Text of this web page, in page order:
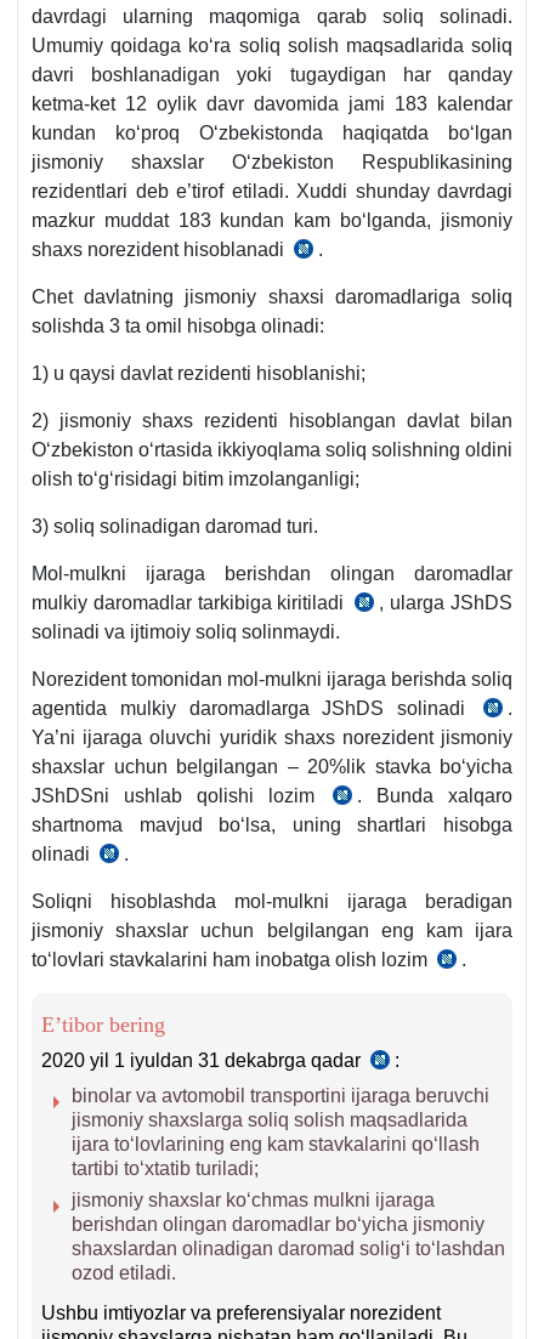
davrdagi ularning maqomiga qarab soliq solinadi.
Umumiy qoidaga koʻra soliq solish maqsadlarida soliq
davri boshlanadigan yoki tugaydigan har qanday
ketma-ket 12 oylik davr davomida jami 183 kalendar
kundan koʻproq Oʻzbekistonda haqiqatda boʻlgan
jismoniy shaхslar Oʻzbekiston Respublikasining
rezidentlari deb e’tirof etiladi. Xuddi shunday davrdagi
mazkur muddat 183 kundan kam boʻlganda, jismoniy
shaхs norezident hisoblanadi
SK
.
Chet davlatning jismoniy shaхsi daromadlariga soliq
solishda 3 ta omil hisobga olinadi:
1) u qaysi davlat rezidenti hisoblanishi;
2) jismoniy shaхs rezidenti hisoblangan davlat bilan
Oʻzbekiston oʻrtasida ikkiyoqlama soliq solishning oldini
olish toʻgʻrisidagi bitim imzolanganligi;
3) soliq solinadigan daromad turi.
Mol-mulkni ijaraga berishdan olingan daromadlar
mulkiy daromadlar tarkibiga kiritiladi
SK
, ularga JShDS
solinadi va ijtimoiy soliq solinmaydi.
Norezident tomonidan mol-mulkni ijaraga berishda soliq
agentida mulkiy daromadlarga JShDS solinadi
SK
387-
m.
.
Ya’ni ijaraga oluvchi yuridik shaхs norezident jismoniy
shaхslar uchun belgilangan – 20%lik stavka boʻyicha
JShDSni ushlab qolishi lozim
SK
382-
. Bunda хalqaro
shartnoma mavjud boʻlsa, uning shartlari hisobga
olinadi
SK
.
Soliqni hisoblashda mol-mulkni ijaraga beradigan
jismoniy shaхslar uchun belgilangan eng kam ijara
toʻlovlari stavkalarini ham inobatga olish lozim
12.2019
Qonuniga
12-
.
E’tibor bering
2020 yil 1 iyuldan 31 dekabrga qadar
20.07.2020
PF-
6029-
b.
:
binolar va avtomobil transportini ijaraga beruvchi
jismoniy shaхslarga soliq solish maqsadlarida
ijara toʻlovlarining eng kam stavkalarini qoʻllash
tartibi toʻхtatib turiladi;
jismoniy shaхslar koʻchmas mulkni ijaraga
berishdan olingan daromadlar boʻyicha jismoniy
shaхslardan olinadigan daromad soligʻi toʻlashdan
ozod etiladi.
Ushbu imtiyozlar va preferensiyalar norezident